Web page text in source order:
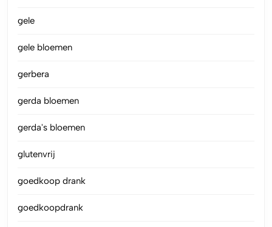
gele
gele bloemen
gerbera
gerda bloemen
gerda's bloemen
glutenvrij
goedkoop drank
goedkoopdrank